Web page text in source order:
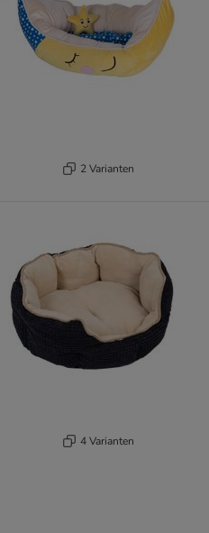
2 Varianten
4 Varianten